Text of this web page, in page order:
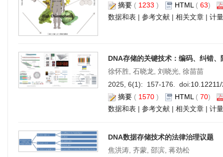
摘要 ( 1233 ) HTML ( 63)
数据和表 | 参考文献 | 相关文章 | 计
DNA存储的关键技术：编码、纠错
徐怀胜, 石晓龙, 刘晓光, 徐苗苗
2025, 6(1): 157-176. doi:
摘要 ( 1570 ) HTML ( 70)
数据和表 | 参考文献 | 相关文章 | 计
DNA数据存储技术的法律治理议题
焦洪涛, 齐蒙, 邵滨, 蒋劲松